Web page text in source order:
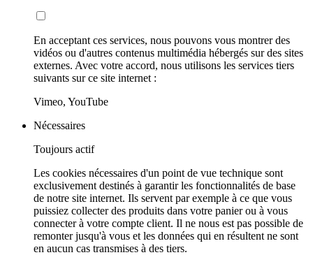
En acceptant ces services, nous pouvons vous montrer des
vidéos ou d'autres contenus multimédia hébergés sur des sites
externes. Avec votre accord, nous utilisons les services tiers
suivants sur ce site internet :
Vimeo, YouTube
Nécessaires
Toujours actif
Les cookies nécessaires d'un point de vue technique sont
exclusivement destinés à garantir les fonctionnalités de base
de notre site internet. Ils servent par exemple à ce que vous
puissiez collecter des produits dans votre panier ou à vous
connecter à votre compte client. Il ne nous est pas possible de
remonter jusqu'à vous et les données qui en résultent ne sont
en aucun cas transmises à des tiers.